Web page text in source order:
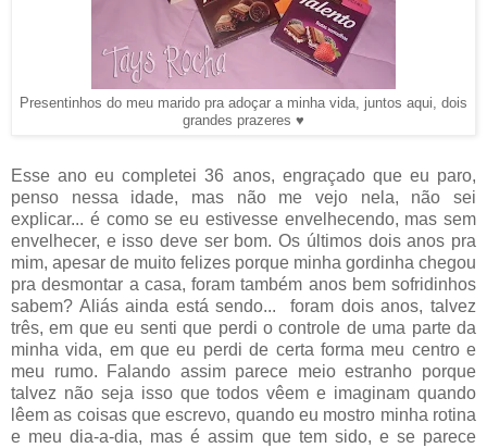
Presentinhos do meu marido pra adoçar a minha vida, juntos aqui, dois
grandes prazeres ♥
Esse ano eu completei 36 anos, engraçado que eu paro,
penso nessa idade, mas não me vejo nela, não sei
explicar... é como se eu estivesse envelhecendo, mas sem
envelhecer, e isso deve ser bom. Os últimos dois anos pra
mim, apesar de muito felizes porque minha gordinha chegou
pra desmontar a casa, foram também anos bem sofridinhos
sabem? Aliás ainda está sendo... foram dois anos, talvez
três, em que eu senti que perdi o controle de uma parte da
minha vida, em que eu perdi de certa forma meu centro e
meu rumo. Falando assim parece meio estranho porque
talvez não seja isso que todos vêem e imaginam quando
lêem as coisas que escrevo, quando eu mostro minha rotina
e meu dia-a-dia, mas é assim que tem sido, e se parece